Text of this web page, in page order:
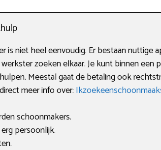
niet heel eenvoudig. Er bestaan nuttige
zoeken elkaar. Je kunt binnen een
Meestal gaat de betaling ook
meer info over:
schoonmakers.
persoonlijk.